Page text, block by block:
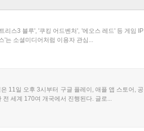
스3 블루', '쿠킹 어드벤처', '에오스 레드' 등 게임 IP
'는 소셜미디어처럼 이용자 관심...
11일 오후 3시부터 구글 플레이, 애플 앱 스토어, 공
세계 170여 개국에서 진행된다. 글로...